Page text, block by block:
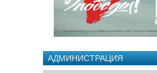
АДМИНИСТРАЦИЯ